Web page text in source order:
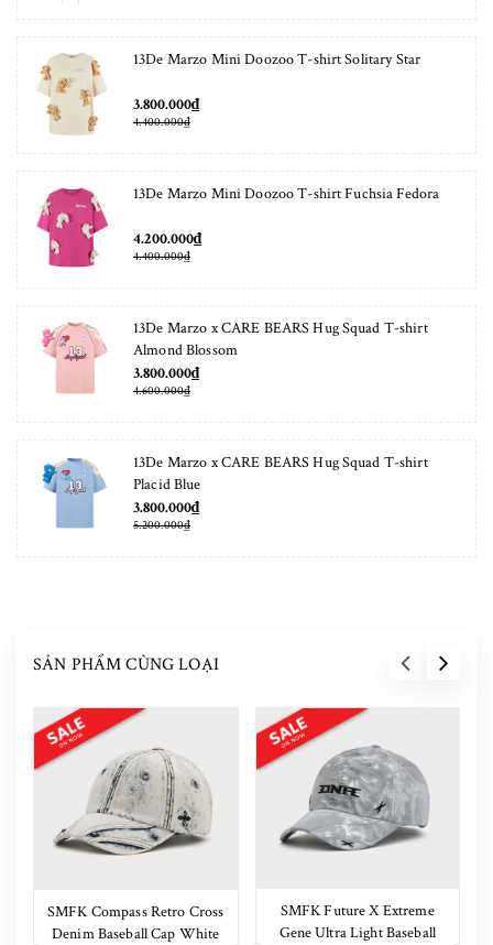
13De Marzo Mini Doozoo T-shirt Solitary Star
3.800.000₫
4.400.000₫
13De Marzo Mini Doozoo T-shirt Fuchsia Fedora
4.200.000₫
4.400.000₫
13De Marzo x CARE BEARS Hug Squad T-shirt
Almond Blossom
3.800.000₫
4.600.000₫
13De Marzo x CARE BEARS Hug Squad T-shirt
Placid Blue
3.800.000₫
5.200.000₫
SẢN PHẨM CÙNG LOẠI
SMFK Compass Retro Cross
Denim Baseball Cap White
SMFK Future X Extreme
Gene Ultra Light Baseball